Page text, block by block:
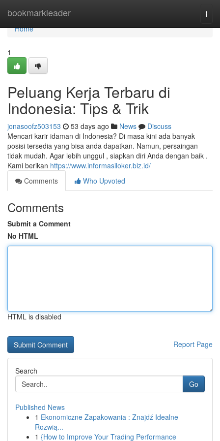
bookmarkleader
Home
Home
1
Peluang Kerja Terbaru di
Indonesia: Tips & Trik
jonasoofz503153 53 days ago News
Discuss
Mencari karir idaman di Indonesia? Di masa kini ada banyak
posisi tersedia yang bisa anda dapatkan. Namun, persaingan
tidak mudah. Agar lebih unggul , siapkan diri Anda dengan baik .
Kami berikan https://www.informasiloker.biz.id/
Comments
Who Upvoted
Comments
Submit a Comment
No HTML
HTML is disabled
Report Page
Search
Go
Published News
1 Ekonomiczne Zapakowania : Znajdź Idealne
Rozwią...
1 {How to Improve Your Trading Performance